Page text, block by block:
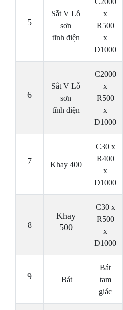
5
Sắt V Lỗ
sơn
tĩnh điện
x
R500
x
D1000
6
Sắt V Lỗ
sơn
tĩnh điện
C2000
x
R500
x
D1000
7 Khay 400
C30 x
R400
x
D1000
8
Khay
500
C30 x
R500
x
D1000
9 Bát
Bát
tam
giác